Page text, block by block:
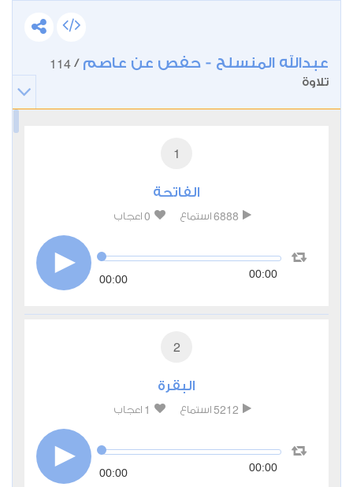
عبدالله المنسلح - حفص عن عاصم /
114
تلاوة
1
الفاتحة
6888 استماع 0 اعجاب
00:00 00:00
2
البقرة
5212 استماع 1 اعجاب
00:00 00:00